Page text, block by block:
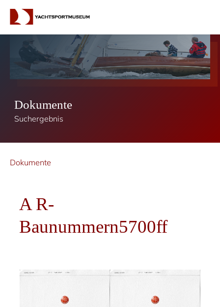
Dokumente
Suchergebnis
Dokumente
A R-
Baunummern5700ff